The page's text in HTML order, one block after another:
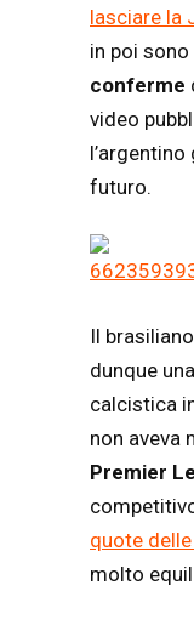
lasciare la
in poi
conferme
video
futuro.
Il
dunque una
calcistica
non aveva
Premier
quote
molto